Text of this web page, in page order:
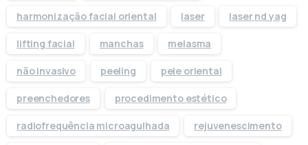
harmonização facial oriental laser laser nd yag
lifting facial manchas melasma
não invasivo peeling pele oriental
preenchedores procedimento estético
radiofrequência microagulhada rejuvenescimento